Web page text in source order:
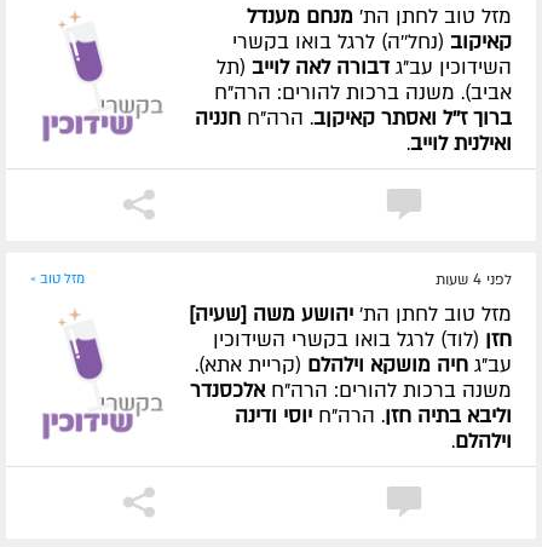
מזל טוב לחתן הת' מנחם מענדל
קאיקוב (נחל''ה) לרגל בואו בקשרי
השידוכין עב"ג דבורה לאה לוייב (תל
אביב). משנה ברכות להורים: הרה"ח
ברוך ז''ל ואסתר קאיקןב. הרה"ח חנניה
ואילנית לוייב.
לפני 4 שעות מזל טוב »
מזל טוב לחתן הת' יהושע משה [שעיה]
חזן (לוד) לרגל בואו בקשרי השידוכין
עב"ג חיה מושקא וילהלם (קריית אתא).
משנה ברכות להורים: הרה"חאלכסנדר
וליבא בתיה חזן. הרה"ח יוסי ודינה
וילהלם.